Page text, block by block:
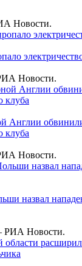
Новости.
Новости.
Англии
клуба
Новости.
назвал
Новости.